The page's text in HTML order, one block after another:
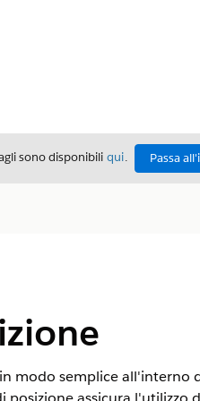
sono disponibili qui. Passa
modo semplice all'interno